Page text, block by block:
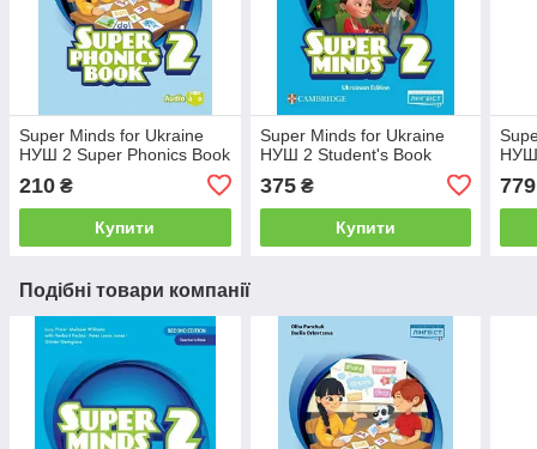
Super Minds for Ukraine
НУШ 2 Super Phonics Book
210 ₴
Купити
Super Minds for Ukraine
НУШ 2 Student's Book
375₴
Купити
НУШ
Подібні товари компанії